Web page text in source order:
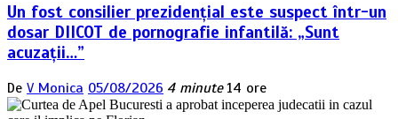
Un fost consilier prezidențial este suspect într-un
dosar DIICOT de pornografie infantilă: „Sunt
acuzații…”
De V Monica 05/08/2026 4 minute 14 ore